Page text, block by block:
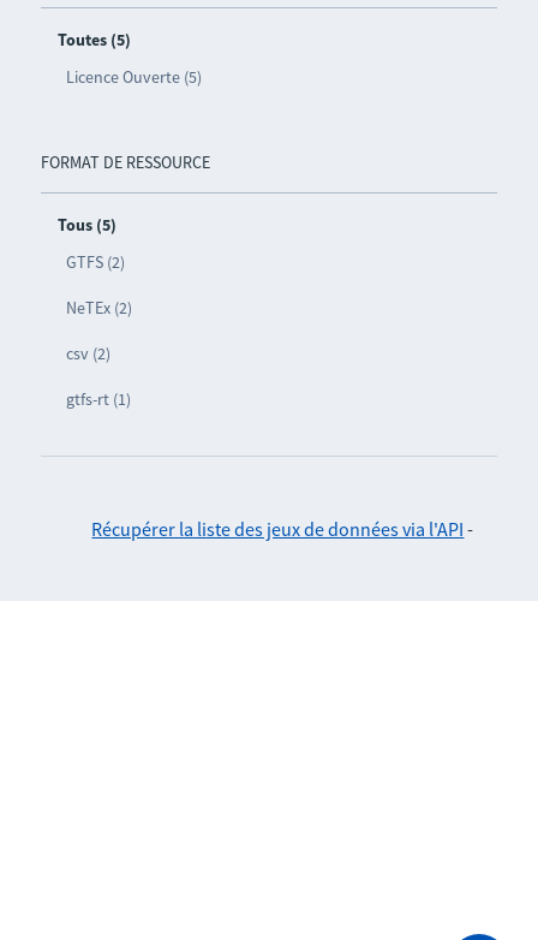
Toutes (5)
Licence Ouverte (5)
FORMAT DE RESSOURCE
Tous (5)
GTFS (2)
NeTEx (2)
csv (2)
gtfs-rt (1)
Récupérer la liste des jeux de données via l'API -